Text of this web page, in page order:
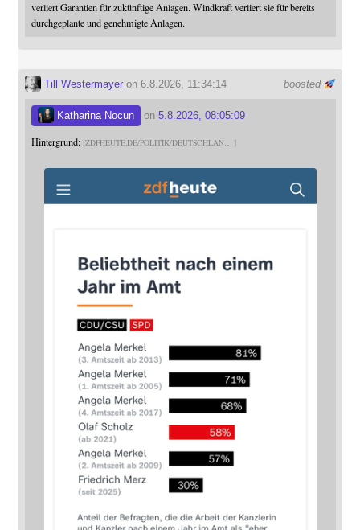
verliert Garantien für zukünftige Anlagen. Windkraft verliert sie für bereits
durchgeplante und genehmigte Anlagen.
boosted
Till Westermayeron 6.8.2026, 11:34:14
Katharina Nocun on 5.8.2026, 08:05:09
Hintergrund: ZDFHEUTE.DE/POLITIK/DEUTSCHLAN